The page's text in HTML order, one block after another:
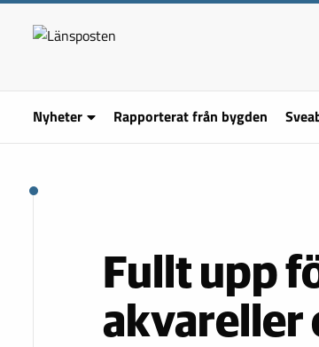
Nyheter Rapporterat från bygden
Fullt upp
akvareller